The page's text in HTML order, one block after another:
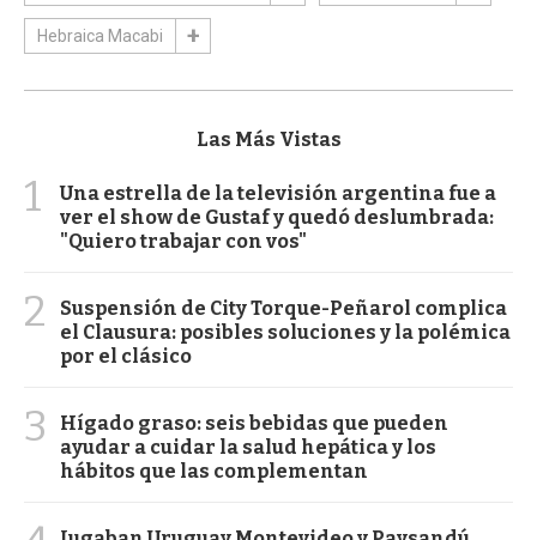
Hebraica Macabi
Las Más Vistas
1
Una estrella de la televisión argentina fue a
ver el show de Gustaf y quedó deslumbrada:
"Quiero trabajar con vos"
2
Suspensión de City Torque-Peñarol complica
el Clausura: posibles soluciones y la polémica
por el clásico
3
Hígado graso: seis bebidas que pueden
ayudar a cuidar la salud hepática y los
hábitos que las complementan